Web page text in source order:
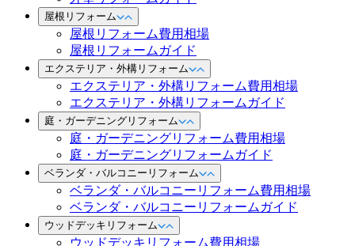
屋根リフォーム
屋根リフォーム費用相場
屋根リフォームガイド
エクステリア・外構リフォーム
エクステリア・外構リフォーム費用相場
エクステリア・外構リフォームガイド
庭・ガーデニングリフォーム
庭・ガーデニングリフォーム費用相場
庭・ガーデニングリフォームガイド
ベランダ・バルコニーリフォーム
ベランダ・バルコニーリフォーム費用相場
ベランダ・バルコニーリフォームガイド
ウッドデッキリフォーム
ウッドデッキリフォーム費用相場